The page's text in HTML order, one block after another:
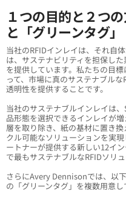
１つの目的と２つ
と「グリーンタグ」
当社のRFIDインレイは、それ自
は、サステナビリティを担保し
を提供しています。私たちの目
って、市場に真のサステナブル
透明性を提供することです。
当社のサステナブルインレイは
品形態を選択できるインレイが
層を取り除き、紙の基材に置き
クル可能なソリューションを実
ートナーが提供する新しい12イ
で最もサステナブルなRFIDソリ
さらにAvery Dennisonでは、以
の「グリーンタグ」を複数用意し